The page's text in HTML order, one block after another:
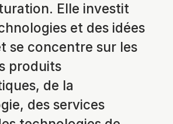
Elle investit
et des idées
se concentre sur les
produits
de la
des services